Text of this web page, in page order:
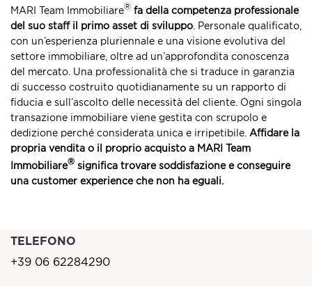
MARI Team Immobiliare® fa della competenza professionale
del suo staff il primo asset di sviluppo . Personale qualificato,
con un’esperienza pluriennale e una visione evolutiva del
settore immobiliare, oltre ad un’approfondita conoscenza
del mercato. Una professionalità che si traduce in garanzia
di successo costruito quotidianamente su un rapporto di
fiducia e sull’ascolto delle necessità del cliente. Ogni singola
transazione immobiliare viene gestita con scrupolo e
dedizione perché considerata unica e irripetibile. Affidare la
propria vendita o il proprio acquisto a MARI Team
Immobiliare® significa trovare soddisfazione e conseguire
una customer experience che non ha eguali.
TELEFONO
+39 06 62284290